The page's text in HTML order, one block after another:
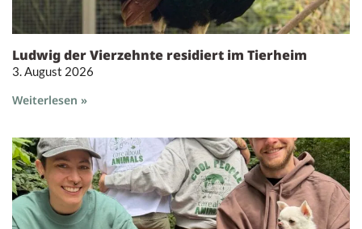
Ludwig der Vierzehnte residiert im Tierheim
3. August 2026
Weiterlesen »